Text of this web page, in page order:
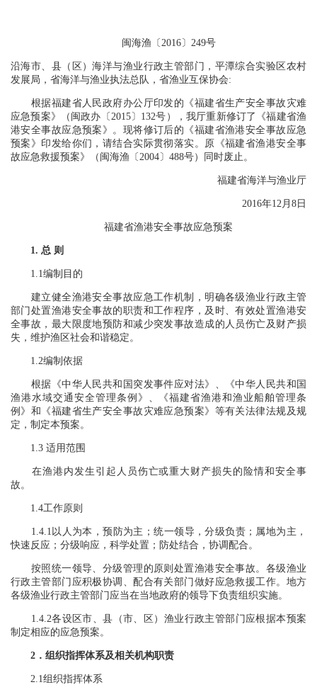
闽海渔〔2016〕249号
沿海市、县（区）海洋与渔业行政主管部门，平潭综合实验区农村
发展局，省海洋与渔业执法总队，省渔业互保协会:
根据福建省人民政府办公厅印发的《福建省生产安全事故灾难
应急预案》（闽政办〔2015〕132号），我厅重新修订了《福建省渔
港安全事故应急预案》。现将修订后的《福建省渔港安全事故应急
预案》印发给你们，请结合实际贯彻落实。原《福建省渔港安全事
故应急救援预案》（闽海渔〔2004〕488号）同时废止。
福建省海洋与渔业厅
2016年12月8日
福建省渔港安全事故应急预案
1. 总 则
1.1编制目的
建立健全渔港安全事故应急工作机制，明确各级渔业行政主管
部门处置渔港安全事故的职责和工作程序，及时、有效处置渔港安
全事故，最大限度地预防和减少突发事故造成的人员伤亡及财产损
失，维护渔区社会和谐稳定。
1.2编制依据
根据《中华人民共和国突发事件应对法》、《中华人民共和国
渔港水域交通安全管理条例》、《福建省渔港和渔业船舶管理条
例》和《福建省生产安全事故灾难应急预案》等有关法律法规及规
定，制定本预案。
1.3 适用范围
在渔港内发生引起人员伤亡或重大财产损失的险情和安全事
故。
1.4工作原则
1.4.1以人为本，预防为主；统一领导，分级负责；属地为主，
快速反应；分级响应，科学处置；防处结合，协调配合。
按照统一领导、分级管理的原则处置渔港安全事故。各级渔业
行政主管部门应积极协调、配合有关部门做好应急救援工作。地方
各级渔业行政主管部门应当在当地政府的领导下负责组织实施。
1.4.2各设区市、县（市、区）渔业行政主管部门应根据本预案
制定相应的应急预案。
2．组织指挥体系及相关机构职责
2.1组织指挥体系